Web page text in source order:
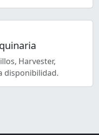
Harvester,
disponibilidad.